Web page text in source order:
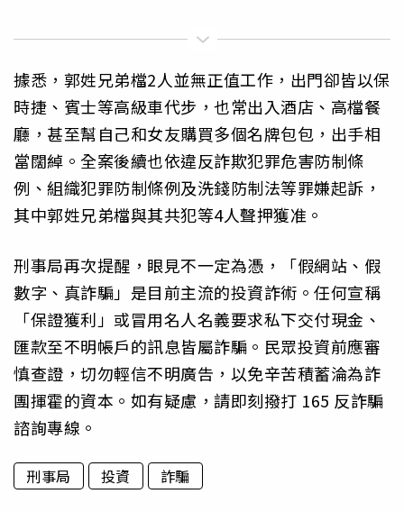
據悉，郭姓兄弟檔2人並無正值工作，出門卻皆以保
時捷、賓士等高級車代步，也常出入酒店、高檔餐
廳，甚至幫自己和女友購買多個名牌包包，出手相
當闊綽。全案後續也依違反詐欺犯罪危害防制條
例、組織犯罪防制條例及洗錢防制法等罪嫌起訴，
其中郭姓兄弟檔與其共犯等4人聲押獲准。
刑事局再次提醒，眼見不一定為憑，「假網站、假
數字、真詐騙」是目前主流的投資詐術。任何宣稱
「保證獲利」或冒用名人名義要求私下交付現金、
匯款至不明帳戶的訊息皆屬詐騙。民眾投資前應審
慎查證，切勿輕信不明廣告，以免辛苦積蓄淪為詐
團揮霍的資本。如有疑慮，請即刻撥打 165 反詐騙
諮詢專線。
刑事局 投資 詐騙